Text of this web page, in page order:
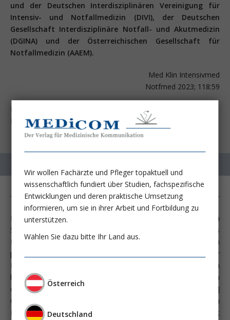
und der Deutschen Interdisziplinären Vereinigung für
Intensiv- und Notfallmedizin (DIVI), der Deutschen
Gesellschaft Interdisziplinäre Notfall- und Akutmedizin
(DGINA) und der Österreichischen Gesellschaft für
Notfallmedizin (AAEM).
Med Klin Intensivmed
Notfmed 2023; 118:59
Busch HJ, Behringer W, Biever P, Böttiger BW, Eisenburger P,
Fink K, Herkner H, et al.
In Deutschland erleiden etwa 60.000 und in Österreich etwa
5.000 erwachsene PatientInnen pro Jahr außerhalb eines
Krankenhauses einen Herz-Kreislaufstillstand und müssen
präklinisch reanimiert werden. Trotz immenser medizinischer
Fortschritte in der Intensiv- und Notfallmedizin überleben auch
heute lediglich nur etwa 10-15% der betroffenen PatientInnen
das Ereignis ohne bleibende Schäden (Fischer M; [2022]
Öffentlicher Jahresbericht 2021 des Deutschen
Reanimationsregisters: Außerklinische Reanimation 2021;
Wir wollen Fachärzte und Pfleger topaktuell und
wissenschaftlich fundiert über Studien, fachspezifische
Entwicklungen und deren praktische Umsetzung
informieren, um sie in ihrer Arbeit und Fortbildung zu
unterstützen.
Wählen Sie dazu bitte Ihr Land aus.
Österreich
Deutschland